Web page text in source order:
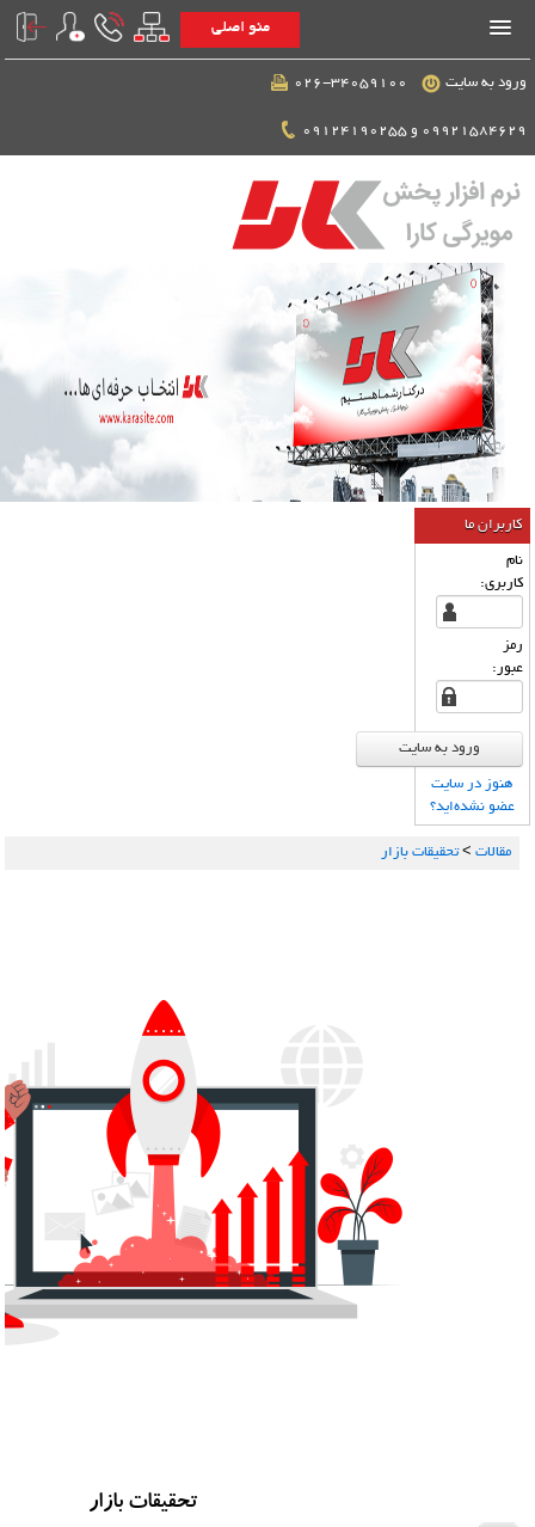
منو اصلی
ورود به سایت
کاربران ما
نام
كاربری:
رمز
عبور:
هنوز در سایت
عضو نشده‌اید؟
مقالات >تحقیقات بازار
تحقیقات بازار